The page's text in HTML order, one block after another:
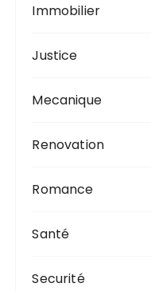
Immobilier
Justice
Mecanique
Renovation
Romance
Santé
Securité